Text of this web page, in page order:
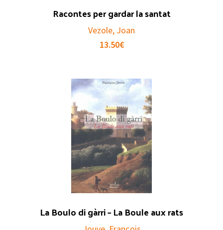
Racontes per gardar la santat
Vezole, Joan
13.50€
La Boulo di gàrri – La Boule aux rats